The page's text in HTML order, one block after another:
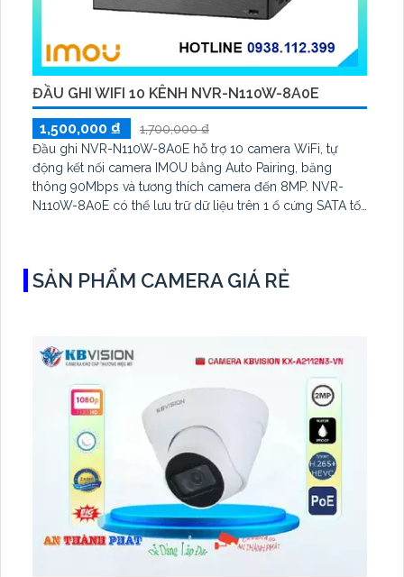
ĐẦU GHI WIFI 10 KÊNH NVR-N110W-8A0E
1,500,000 ₫
1,700,000 ₫
Đầu ghi NVR-N110W-8A0E hỗ trợ 10 camera WiFi, tự
động kết nối camera IMOU bằng Auto Pairing, băng
thông 90Mbps và tương thích camera đến 8MP. NVR-
N110W-8A0E có thể lưu trữ dữ liệu trên 1 ổ cứng SATA tối
SẢN PHẨM CAMERA GIÁ RẺ